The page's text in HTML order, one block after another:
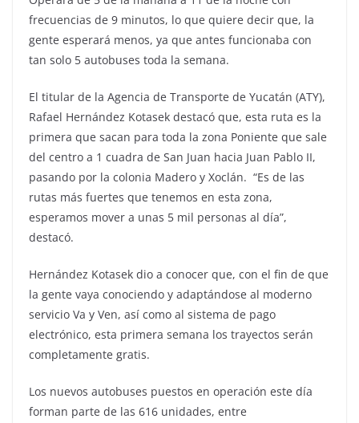
frecuencias de 9 minutos, lo que quiere decir que, la
gente esperará menos, ya que antes funcionaba con
tan solo 5 autobuses toda la semana.
El titular de la Agencia de Transporte de Yucatán (ATY),
Rafael Hernández Kotasek destacó que, esta ruta es la
primera que sacan para toda la zona Poniente que sale
del centro a 1 cuadra de San Juan hacia Juan Pablo II,
pasando por la colonia Madero y Xoclán. “Es de las
rutas más fuertes que tenemos en esta zona,
esperamos mover a unas 5 mil personas al día”,
destacó.
Hernández Kotasek dio a conocer que, con el fin de que
la gente vaya conociendo y adaptándose al moderno
servicio Va y Ven, así como al sistema de pago
electrónico, esta primera semana los trayectos serán
completamente gratis.
Los nuevos autobuses puestos en operación este día
forman parte de las 616 unidades, entre